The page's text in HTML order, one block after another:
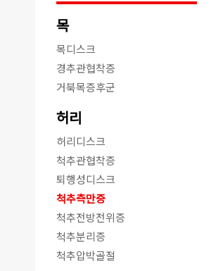
목
목디스크
경추관협착증
거북목증후군
허리
허리디스크
척추관협착증
퇴행성디스크
척추측만증
척추전방전위증
척추분리증
척추압박골절